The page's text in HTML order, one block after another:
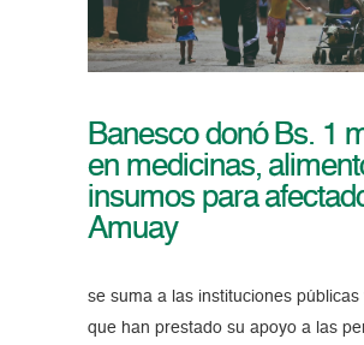
Banesco donó Bs. 1
en medicinas,
insumos para
Amuay
se suma a las instituciones públicas
que han prestado su apoyo a las